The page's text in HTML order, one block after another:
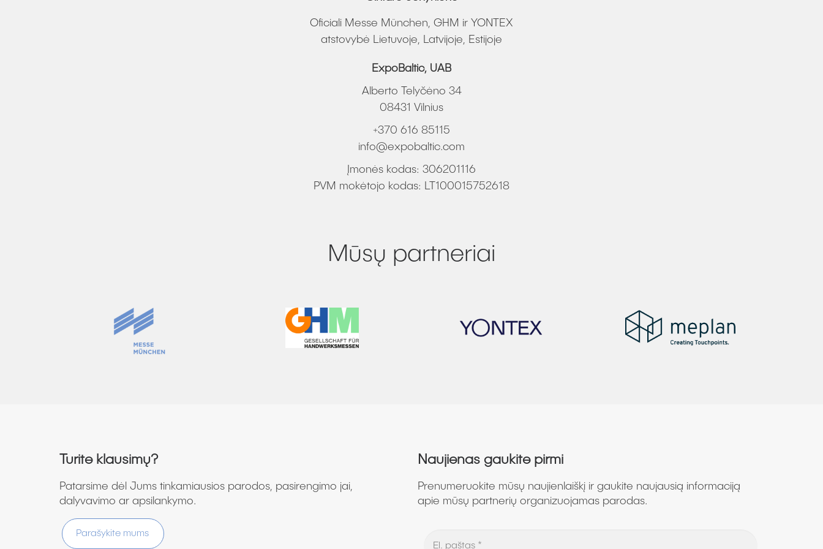
Oficiali Messe München, GHM ir YONTEX
atstovybė Lietuvoje, Latvijoje, Estijoje
ExpoBaltic, UAB
Alberto Telyčėno 34
08431 Vilnius
+370 616 85115
info@expobaltic.com
Įmonės kodas: 306201116
PVM mokėtojo kodas: LT100015752618
Mūsų partneriai
Turite klausimų?
Patarsime dėl Jums tinkamiausios parodos, pasirengimo jai,
dalyvavimo ar apsilankymo.
Parašykite mums
Naujienas gaukite pirmi
Prenumeruokite mūsų naujienlaiškį ir gaukite naujausią informaciją
apie mūsų partnerių organizuojamas parodas.